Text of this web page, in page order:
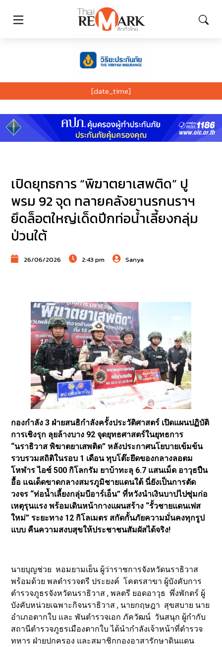
[date_time]
เปิดยุทธการ “พิฆาตยาเสพติด” ปู
พรม 92 จุด ทลายคลังยานรกนราฯ
ยึดล็อตใหญ่เด็ดปีกท่อน้ำเลี้ยงกลุ่ม
ป่วนใต้
26/06/2026 2:43 pm Sanya
กองกำลัง 3 ฝ่ายสนธิกำลังครั้งประวัติศาสตร์ เปิดแผนปฏิบัติ
การเชิงรุก ลุยล้างบาง 92 จุดยุทธศาสตร์ในยุทธการ
“นราธิวาส พิฆาตยาเสพติด” หลังประกาศนโยบายเข้มข้น
รวบรวมสถิติในรอบ 1 เดือน ทุบโต๊ะยึดของกลางลอตม
โหฬาร ไอซ์ 500 กิโลกรัม ยาบ้าทะลุ 6.7 แสนเม็ด อาวุธปืน
อื้อ แฉเด็ดขาดกลางสมรภูมิชายแดนใต้ นี่ยังเป็นการตัด
วงจร “ท่อน้ำเลี้ยงกลุ่มบีอาร์เอ็น” ที่หวังนำเงินบาปไปซุ่มก่อ
เหตุรุนแรง พร้อมเดินหน้ากางแผนสร้าง “รั้วชายแดนเฟส
ใหม่” ระยะทาง 12 กิโลเมตร สกัดกั้นภัยความมั่นคงทุกรูป
แบบ คืนความสงบสุขให้ประชาชนสัมผัสได้จริง!
นายบุญช่วย หอมยามเย็น ผู้ว่าราชการจังหวัดนราธิวาส
พร้อมด้วย พลตำรวจตรี ประยงค์ โคตรสาขา ผู้บังคับการ
ตำรวจภูธรจังหวัดนราธิวาส , พลตรี ยอดอาวุธ พึ่งพักตร์ ผู้
บังคับหน่วยเฉพาะกิจนราธิวาส , นายกฤษฎา สุขสบาย นาย
อำเภอตากใบ และ พันตำรวจเอก ภัควัฒน์ วันสนุก ผู้กำกับ
สถานีตำรวจภูธรเมืองตากใบ ได้นำกำลังเจ้าหน้าที่ตำรวจ
ทหาร ฝ่ายปกครอง และสมาชิกกองอาสารักษาดินแดน